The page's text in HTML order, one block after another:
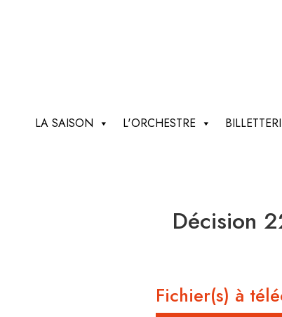
LA SAISON L'ORCHESTRE
Décision
Fichier(s) à